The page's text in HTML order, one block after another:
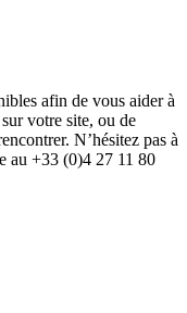
afin de vous aider à
votre site, ou de
N’hésitez pas à
au +33 (0)4 27 11 80